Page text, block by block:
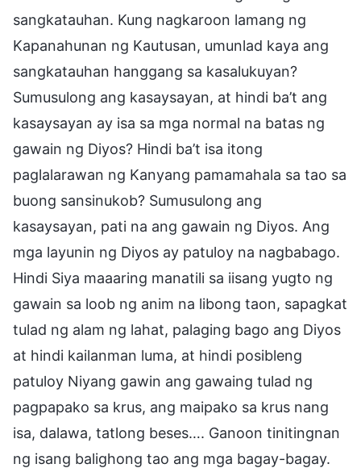
sangkatauhan. Kung nagkaroon lamang ng
Kapanahunan ng Kautusan, umunlad kaya ang
sangkatauhan hanggang sa kasalukuyan?
Sumusulong ang kasaysayan, at hindi ba’t ang
kasaysayan ay isa sa mga normal na batas ng
gawain ng Diyos? Hindi ba’t isa itong
paglalarawan ng Kanyang pamamahala sa tao sa
buong sansinukob? Sumusulong ang
kasaysayan, pati na ang gawain ng Diyos. Ang
mga layunin ng Diyos ay patuloy na nagbabago.
Hindi Siya maaaring manatili sa iisang yugto ng
gawain sa loob ng anim na libong taon, sapagkat
tulad ng alam ng lahat, palaging bago ang Diyos
at hindi kailanman luma, at hindi posibleng
patuloy Niyang gawin ang gawaing tulad ng
pagpapako sa krus, ang maipako sa krus nang
isa, dalawa, tatlong beses…. Ganoon tinitingnan
ng isang balighong tao ang mga bagay-bagay.